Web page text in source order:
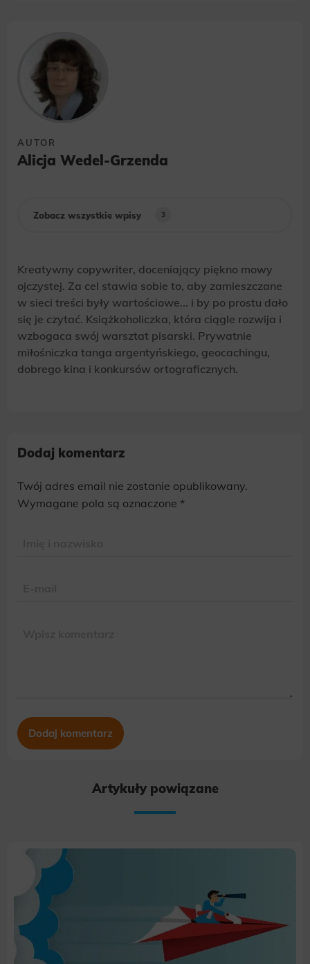
w dowolnym czasie, poprzez kontakt z Działem
Obsługi Klienta tel. 22 457 30 95 lub email
prawem przetwarzania, którego dokonano na
podstawie zgody przed jej cofnięciem.
AUTOR
Alicja Wedel-Grzenda
Zobacz wszystkie wpisy 3
Kreatywny copywriter, doceniający piękno mowy
ojczystej. Za cel stawia sobie to, aby zamieszczane
w sieci treści były wartościowe... i by po prostu dało
się je czytać. Książkoholiczka, która ciągle rozwija i
wzbogaca swój warsztat pisarski. Prywatnie
miłośniczka tanga argentyńskiego, geocachingu,
dobrego kina i konkursów ortograficznych.
Dodaj komentarz
Twój adres email nie zostanie opublikowany.
Wymagane pola są oznaczone *
Alternative:
Artykuły powiązane